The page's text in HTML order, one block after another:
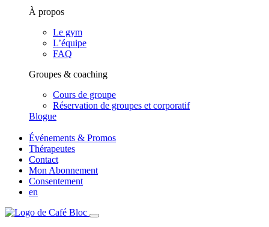
À propos
Le gym
L’équipe
FAQ
Groupes & coaching
Cours de groupe
Réservation de groupes et corporatif
Blogue
Événements & Promos
Thérapeutes
Contact
Mon Abonnement
Consentement
en